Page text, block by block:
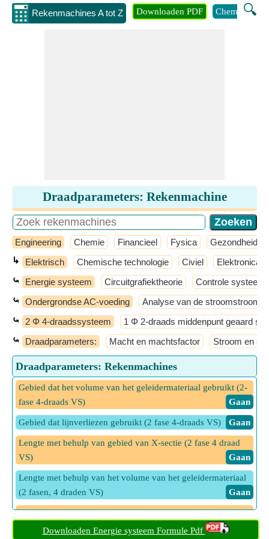
Rekenmachines A tot Z 🔍
Downloaden PDF Chemie
Draadparameters: Rekenmachine
Engineering Chemie Financieel Fysica Gezondheid
↳ Elektrisch Chemische technologie Civiel Elektronica
⤿ Energie systeem Circuitgrafiektheorie Controle systeem
⤿ Ondergrondse AC-voeding Analyse van de stroomstroom
⤿ 2 Φ 4-draadssysteem 1 Φ 2-draads middenpunt geaard
⤿ Draadparameters: Macht en machtsfactor Stroom en
Draadparameters: Rekenmachines
Gebied dat het volume van het geleidermateriaal gebruikt (2-
fase 4-draads VS)
​ Gaan
Gebied dat lijnverliezen gebruikt (2 fase 4-draads VS) ​ Gaan
Lengte met behulp van gebied van X-sectie (2 fase 4 draad
VS)
​ Gaan
Lengte met behulp van het volume van het geleidermateriaal
(2 fasen, 4 draden VS)
​ Gaan
Lengte met behulp van lijnverliezen (2 Phase 4 Wire US)
​ Gaan
Downloaden Energie systeem Formule Pdf